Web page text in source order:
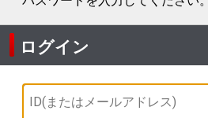
ログイン